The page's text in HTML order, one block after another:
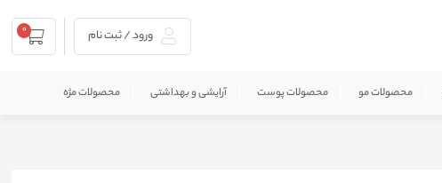
ورود / ثبت نام 0
محصولات مو محصولات پوست آرایشی و بهداشتی محصولات مژه